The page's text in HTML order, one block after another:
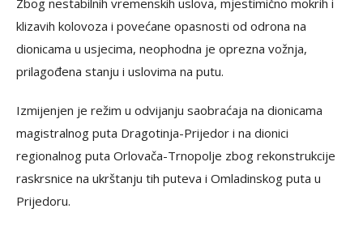
klizavih kolovoza i povećane opasnosti od odrona na
dionicama u usjecima, neophodna je oprezna vožnja,
prilagođena stanju i uslovima na putu.
Izmijenjen je režim u odvijanju saobraćaja na dionicama
magistralnog puta Dragotinja-Prijedor i na dionici
regionalnog puta Orlovača-Trnopolje zbog rekonstrukcije
raskrsnice na ukrštanju tih puteva i Omladinskog puta u
Prijedoru.